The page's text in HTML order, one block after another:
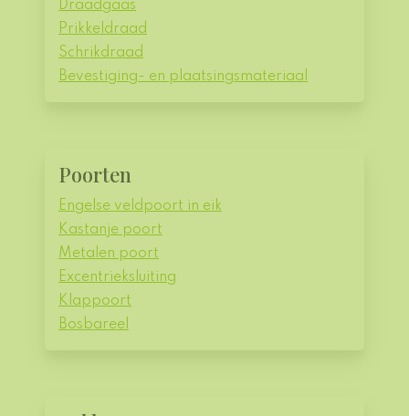
Draadgaas
Prikkeldraad
Schrikdraad
Bevestiging- en plaatsingsmateriaal
Poorten
Engelse veldpoort in eik
Kastanje poort
Metalen poort
Excentrieksluiting
Klappoort
Bosbareel